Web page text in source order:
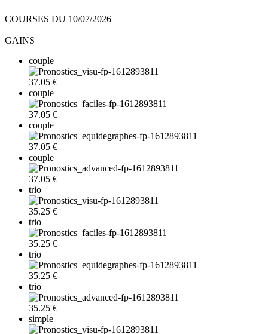
COURSES DU 10/07/2026
GAINS
couple
37.05 €
couple
37.05 €
couple
37.05 €
couple
37.05 €
trio
35.25 €
trio
35.25 €
trio
35.25 €
trio
35.25 €
simple